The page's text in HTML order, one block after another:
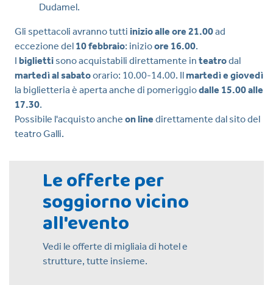
Dudamel.
Gli spettacoli avranno tutti inizio alle ore 21.00ad
eccezione del 10 febbraio: inizioore 16.00.
I biglietti sono acquistabili direttamente in teatrodal
martedì al sabatoorario: 10.00-14.00. Ilmartedì e giovedì
la biglietteria è aperta anche di pomeriggiodalle 15.00 alle
17.30.
Possibile l'acquisto anche on line direttamente dal sito del
teatro Galli.
Le offerte per
soggiorno vicino
all'evento
Vedi le offerte di migliaia di hotel e
strutture, tutte insieme.